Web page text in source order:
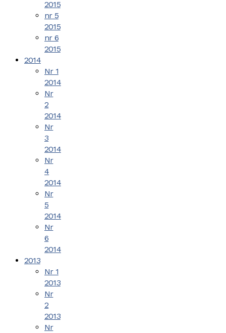
2015
nr 5
2015
nr 6
2015
2014
Nr 1
2014
Nr
2
2014
Nr
3
2014
Nr
4
2014
Nr
5
2014
Nr
6
2014
2013
Nr 1
2013
Nr
2
2013
Nr